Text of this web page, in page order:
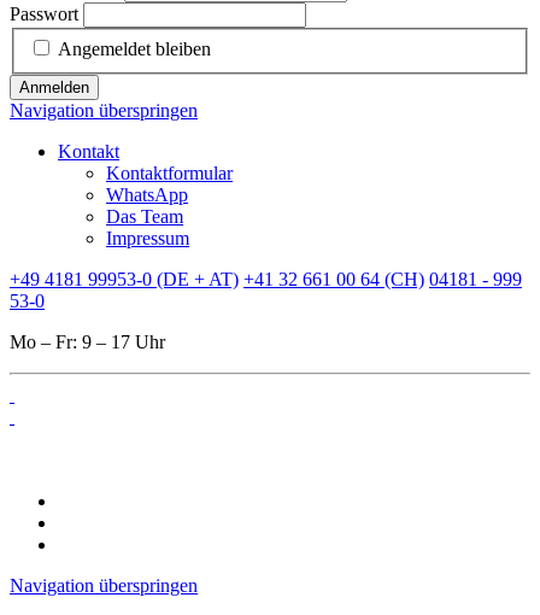
Passwort
Angemeldet bleiben
Anmelden
Navigation überspringen
Kontakt
Kontaktformular
WhatsApp
Das Team
Impressum
+49 4181 99953-0 (DE + AT) +41 32 661 00 64 (CH) 04181 - 999
53-0
Mo – Fr: 9 – 17 Uhr
Navigation überspringen